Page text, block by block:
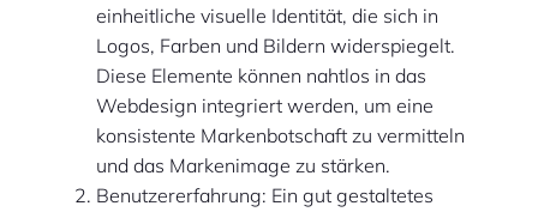
einheitliche visuelle Identität, die sich in
Logos, Farben und Bildern widerspiegelt.
Diese Elemente können nahtlos in das
Webdesign integriert werden, um eine
konsistente Markenbotschaft zu vermitteln
und das Markenimage zu stärken.
Benutzererfahrung: Ein gut gestaltetes